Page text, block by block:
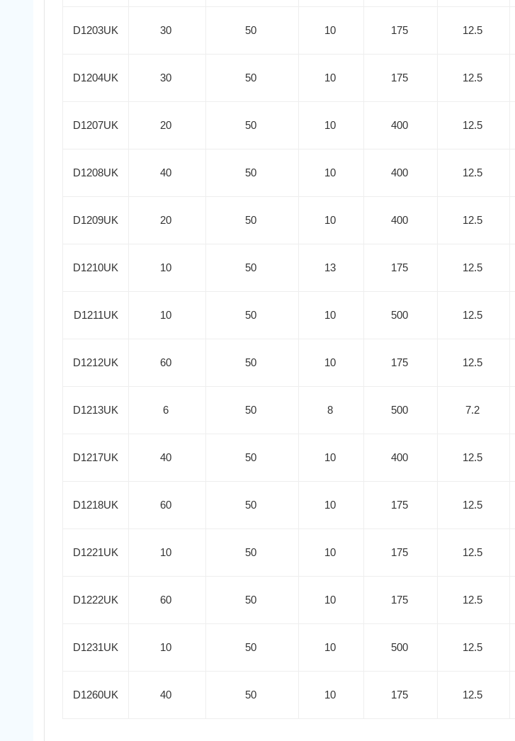
D1203UK 30 50 10 175 12.5
D1204UK 30 50 10 175 12.5
D1207UK 20 50 10 400 12.5
D1208UK 40 50 10 400 12.5
D1209UK 20 50 10 400 12.5
D1210UK 10 50 13 175 12.5
D1211UK 10 50 10 500 12.5
D1212UK 60 50 10 175 12.5
D1213UK 6 50 8 500 7.2
D1217UK 40 50 10 400 12.5
D1218UK 60 50 10 175 12.5
D1221UK 10 50 10 175 12.5
D1222UK 60 50 10 175 12.5
D1231UK 10 50 10 500 12.5
D1260UK 40 50 10 175 12.5